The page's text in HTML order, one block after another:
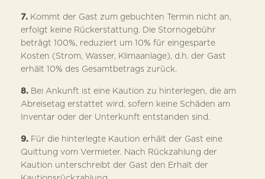
7. Kommt der Gast zum gebuchten Termin nicht an,
erfolgt keine Rückerstattung. Die Stornogebühr
beträgt 100%, reduziert um 10% für eingesparte
Kosten (Strom, Wasser, Klimaanlage), d.h. der Gast
erhält 10% des Gesamtbetrags zurück.
8. Bei Ankunft ist eine Kaution zu hinterlegen, die am
Abreisetag erstattet wird, sofern keine Schäden am
Inventar oder der Unterkunft entstanden sind.
9. Für die hinterlegte Kaution erhält der Gast eine
Quittung vom Vermieter. Nach Rückzahlung der
Kaution unterschreibt der Gast den Erhalt der